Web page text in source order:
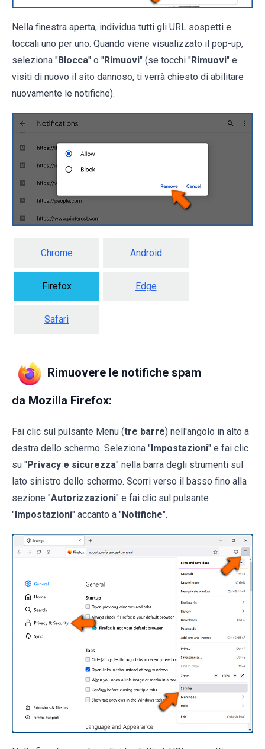
Nella finestra aperta, individua tutti gli URL sospetti e
toccali uno per uno. Quando viene visualizzato il pop-up,
seleziona "Blocca" o "Rimuovi" (se tocchi "Rimuovi" e
visiti di nuovo il sito dannoso, ti verrà chiesto di abilitare
nuovamente le notifiche).
Chrome Android
Firefox Edge
Safari
Rimuovere le notifiche spam
da Mozilla Firefox:
Fai clic sul pulsante Menu (tre barre) nell'angolo in alto a
destra dello schermo. Seleziona " Impostazioni" e fai clic
su "Privacy e sicurezza" nella barra degli strumenti sul
lato sinistro dello schermo. Scorri verso il basso fino alla
sezione "Autorizzazioni" e fai clic sul pulsante
" Impostazioni" accanto a "Notifiche".